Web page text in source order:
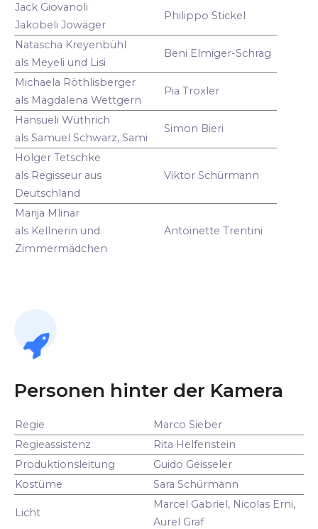
Jack Giovanoli
Jakobeli Jowäger
Philippo Stickel
Natascha Kreyenbühl
als Meyeli und Lisi
Beni Elmiger-Schrag
Michaela Röthlisberger
als Magdalena Wettgern
Pia Troxler
Hansueli Wüthrich
als Samuel Schwarz, Sami
Simon Bieri
Holger Tetschke
als Regisseur aus
Deutschland
Viktor Schürmann
Marija Mlinar
als Kellnerin und
Zimmermädchen
Antoinette Trentini
Personen hinter der Kamera
Regie
Marco Sieber
Regieassistenz
Rita Helfenstein
Produktionsleitung
Guido Geisseler
Kostüme
Sara Schürmann
Licht
Marcel Gabriel, Nicolas Erni,
Aurel Graf